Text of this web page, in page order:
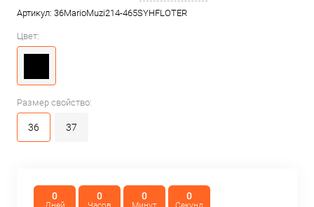
Артикул: 36MarioMuzi214-465SYHFLOTER
Цвет:
Размер свойство:
36 37
0 0 0 0